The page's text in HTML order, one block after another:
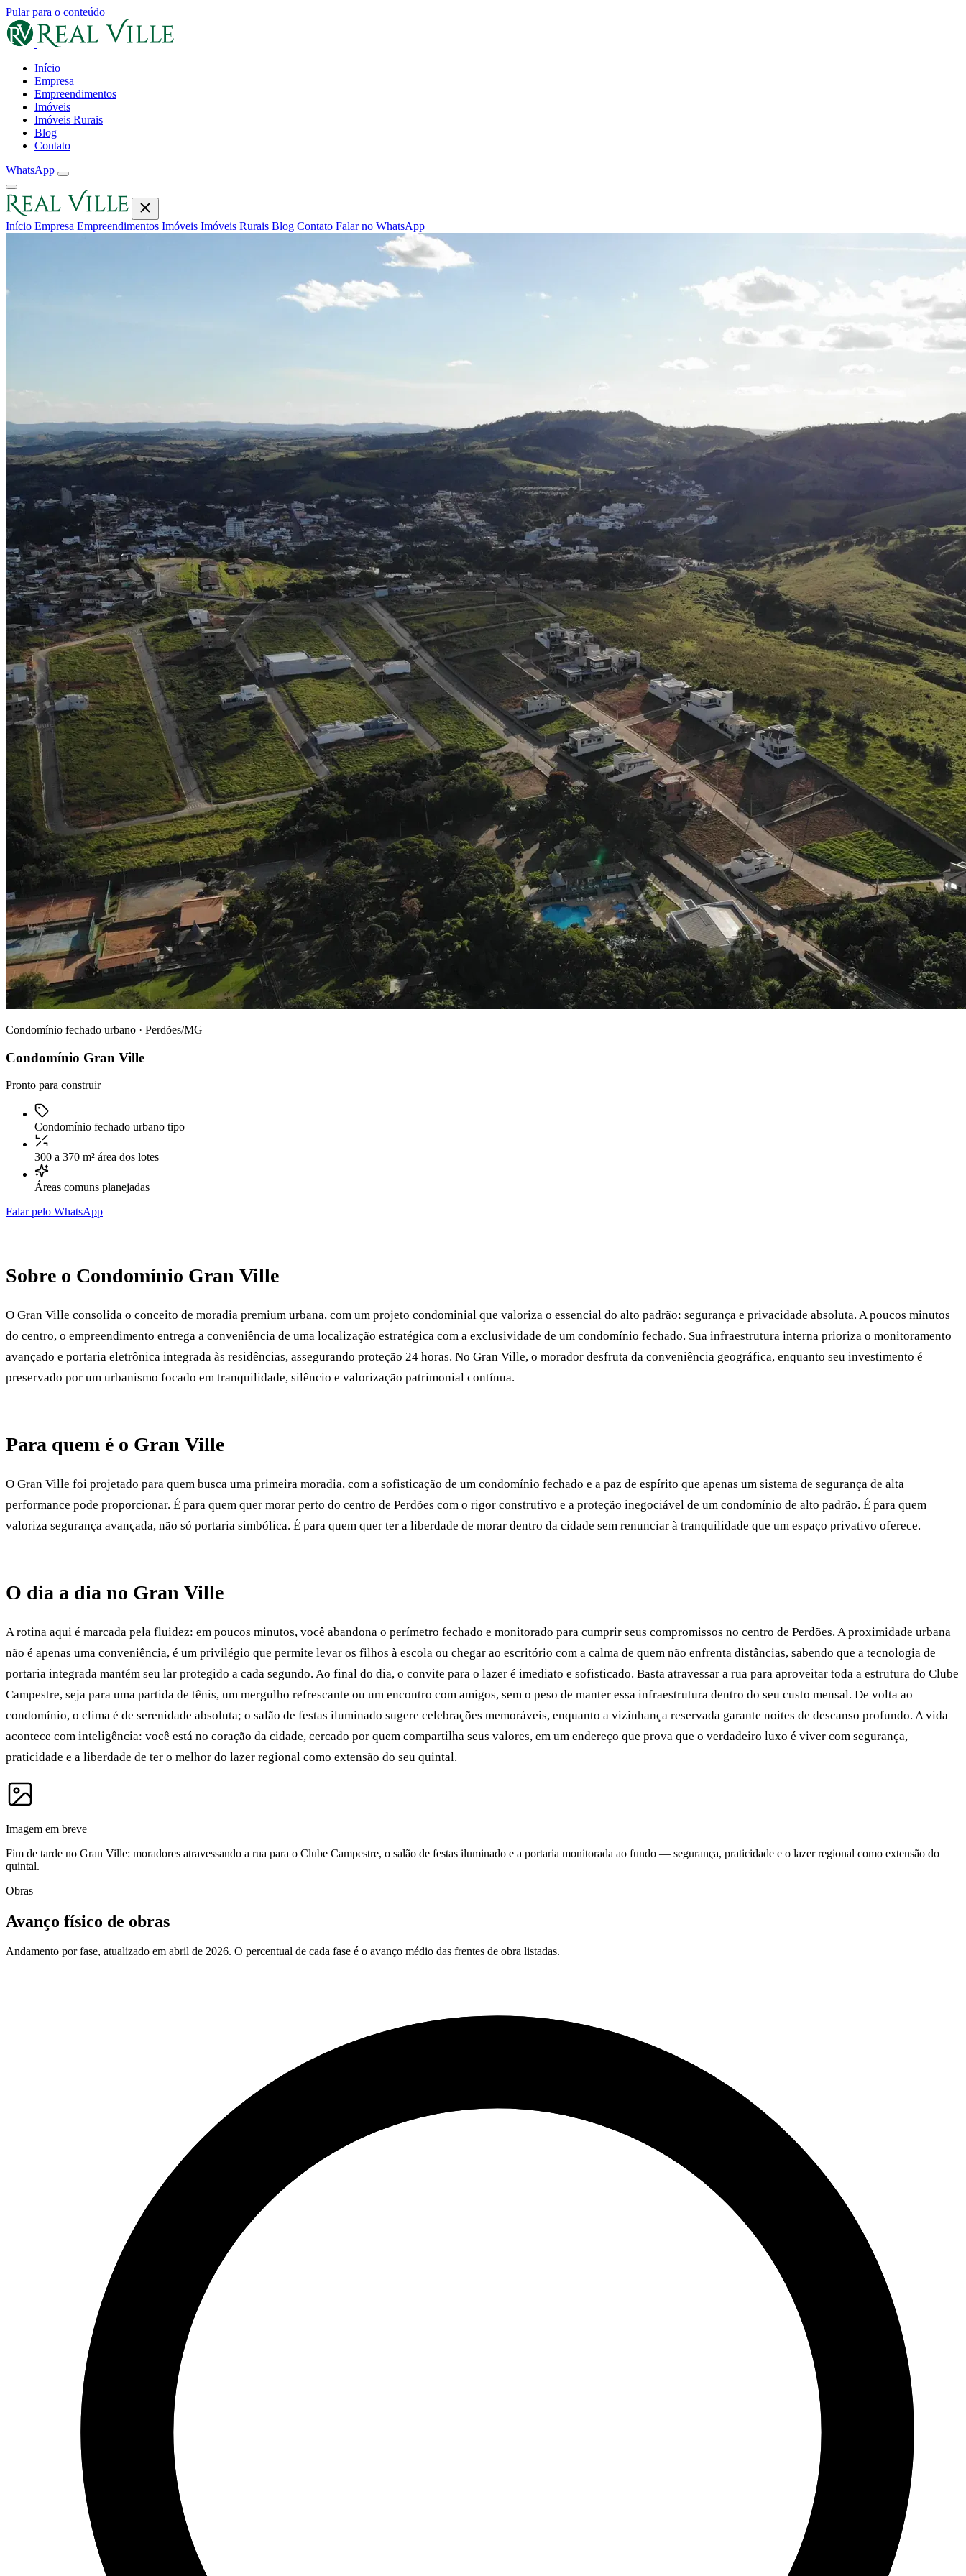
Pular para o conteúdo
Início
Empresa
Empreendimentos
Imóveis
Imóveis Rurais
Blog
Contato
WhatsApp
Início Empresa Empreendimentos Imóveis Imóveis Rurais Blog Contato Falar no WhatsApp
Condomínio fechado urbano · Perdões/MG
Condomínio Gran Ville
Pronto para construir
Condomínio fechado urbano tipo
300 a 370 m² área dos lotes
Áreas comuns planejadas
Falar pelo WhatsApp
Sobre o Condomínio Gran Ville
O Gran Ville consolida o conceito de moradia premium urbana, com um projeto condominial que valoriza o essencial do alto padrão: segurança e privacidade absoluta. A poucos minutos
do centro, o empreendimento entrega a conveniência de uma localização estratégica com a exclusividade de um condomínio fechado. Sua infraestrutura interna prioriza o monitoramento
avançado e portaria eletrônica integrada às residências, assegurando proteção 24 horas. No Gran Ville, o morador desfruta da conveniência geográfica, enquanto seu investimento é
preservado por um urbanismo focado em tranquilidade, silêncio e valorização patrimonial contínua.
Para quem é o Gran Ville
O Gran Ville foi projetado para quem busca uma primeira moradia, com a sofisticação de um condomínio fechado e a paz de espírito que apenas um sistema de segurança de alta
performance pode proporcionar. É para quem quer morar perto do centro de Perdões com o rigor construtivo e a proteção inegociável de um condomínio de alto padrão. É para quem
valoriza segurança avançada, não só portaria simbólica. É para quem quer ter a liberdade de morar dentro da cidade sem renunciar à tranquilidade que um espaço privativo oferece.
O dia a dia no Gran Ville
A rotina aqui é marcada pela fluidez: em poucos minutos, você abandona o perímetro fechado e monitorado para cumprir seus compromissos no centro de Perdões. A proximidade urbana
não é apenas uma conveniência, é um privilégio que permite levar os filhos à escola ou chegar ao escritório com a calma de quem não enfrenta distâncias, sabendo que a tecnologia de
portaria integrada mantém seu lar protegido a cada segundo. Ao final do dia, o convite para o lazer é imediato e sofisticado. Basta atravessar a rua para aproveitar toda a estrutura do Clube
Campestre, seja para uma partida de tênis, um mergulho refrescante ou um encontro com amigos, sem o peso de manter essa infraestrutura dentro do seu custo mensal. De volta ao
condomínio, o clima é de serenidade absoluta; o salão de festas iluminado sugere celebrações memoráveis, enquanto a vizinhança reservada garante noites de descanso profundo. A vida
acontece com inteligência: você está no coração da cidade, cercado por quem compartilha seus valores, em um endereço que prova que o verdadeiro luxo é viver com segurança,
praticidade e a liberdade de ter o melhor do lazer regional como extensão do seu quintal.
Imagem em breve
Fim de tarde no Gran Ville: moradores atravessando a rua para o Clube Campestre, o salão de festas iluminado e a portaria monitorada ao fundo — segurança, praticidade e o lazer regional como extensão do
quintal.
Obras
Avanço físico de obras
Andamento por fase, atualizado em abril de 2026. O percentual de cada fase é o avanço médio das frentes de obra listadas.